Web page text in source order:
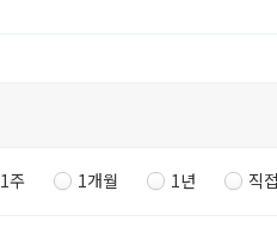
1주 1개월 1년 직